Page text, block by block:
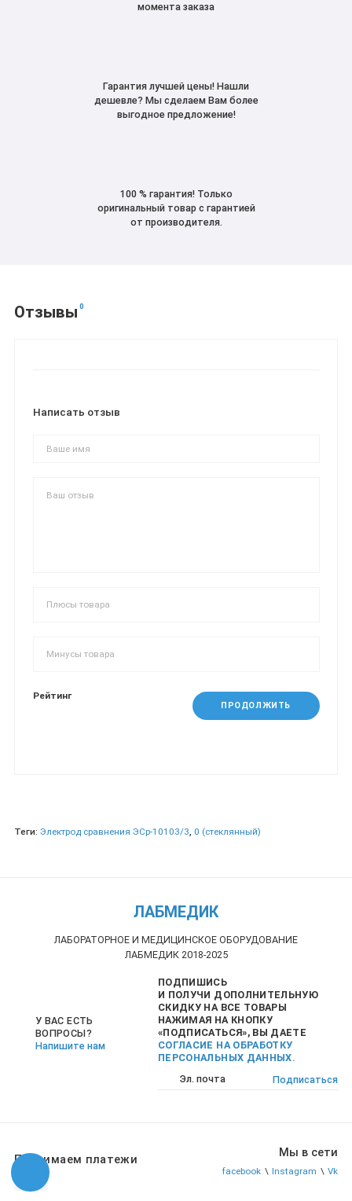
момента заказа
Гарантия лучшей цены! Нашли
дешевле? Мы сделаем Вам более
выгодное предложение!
100 % гарантия! Только
оригинальный товар с гарантией
от производителя.
Отзывы 0
Написать отзыв
Рейтинг
ПРОДОЛЖИТЬ
Теги: Электрод сравнения ЭСр-10103/3, 0 (стеклянный)
ЛАБМЕДИК
ЛАБОРАТОРНОЕ И МЕДИЦИНСКОЕ ОБОРУДОВАНИЕ
ЛАБМЕДИК 2018-2025
У ВАС ЕСТЬ
ВОПРОСЫ?
Напишите нам
ПОДПИШИСЬ
И ПОЛУЧИ ДОПОЛНИТЕЛЬНУЮ
СКИДКУ НА ВСЕ ТОВАРЫ
НАЖИМАЯ НА КНОПКУ
«ПОДПИСАТЬСЯ», ВЫ ДАЕТЕ
СОГЛАСИЕ НА ОБРАБОТКУ
ПЕРСОНАЛЬНЫХ ДАННЫХ.
Подписаться
Принимаем платежи
Мы в сети
facebook \ Instagram \ Vk